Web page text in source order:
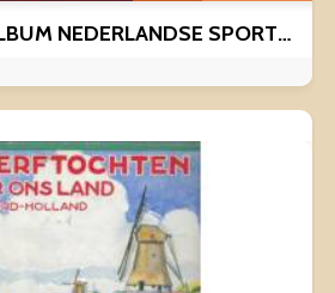
PLAKPLAATJES ALBUM NEDERLANDSE SPORTSUCCESSEN IS COMPLEET.